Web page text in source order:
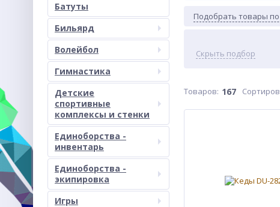
Батуты
Бильярд
Волейбол
Гимнастика
Детские
спортивные
комплексы и стенки
Единоборства -
инвентарь
Единоборства -
экипировка
Игры
Подобрать товары
Скрыть подбор
Товаров: 167